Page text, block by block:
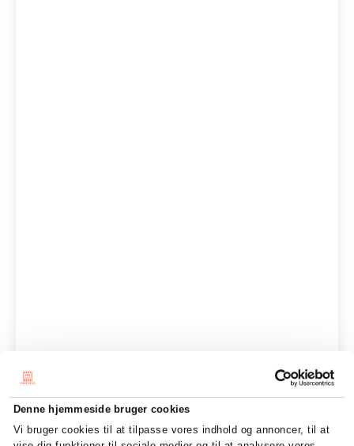
Denne hjemmeside bruger cookies
Vi bruger cookies til at tilpasse vores indhold og annoncer, til at